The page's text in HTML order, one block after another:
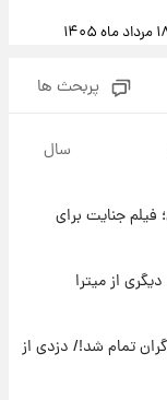
پربحث ها
سال
جنایت برای
از میترا
گران تمام شد!/ دزدی از